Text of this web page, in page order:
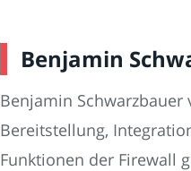
Benjamin
Benjamin
Bereitstellung,
Funktionen der Firewall